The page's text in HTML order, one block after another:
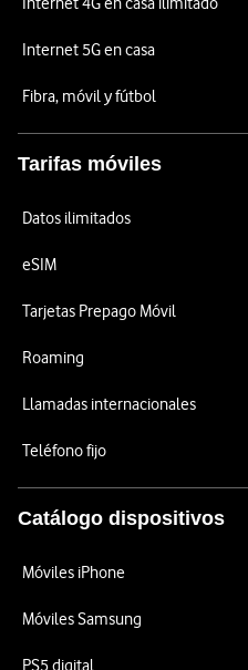
Internet 5G en casa
Fibra, móvil y fútbol
Tarifas móviles
Datos ilimitados
eSIM
Tarjetas Prepago Móvil
Roaming
Llamadas internacionales
Teléfono fijo
Catálogo dispositivos
Móviles iPhone
Móviles Samsung
PS5 digital